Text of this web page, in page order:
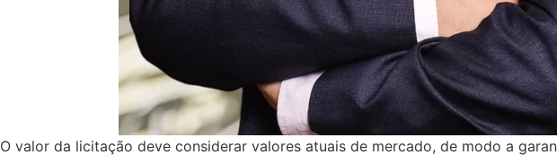
O valor da licitação deve considerar valores atuais de mercado, de modo a